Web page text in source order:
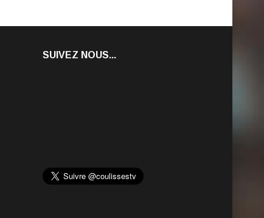
SUIVEZ NOUS...